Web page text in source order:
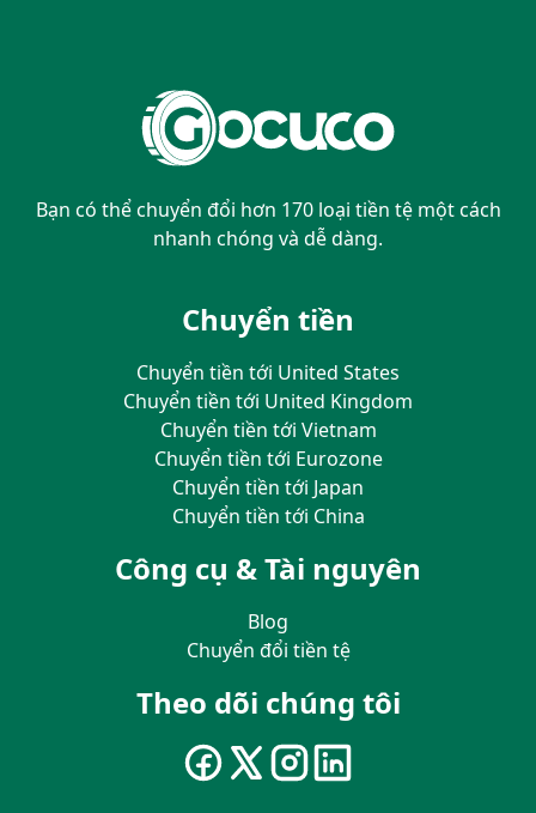
Bạn có thể chuyển đổi hơn 170 loại tiền tệ một cách
nhanh chóng và dễ dàng.
Chuyển tiền
Chuyển tiền tới United States
Chuyển tiền tới United Kingdom
Chuyển tiền tới Vietnam
Chuyển tiền tới Eurozone
Chuyển tiền tới Japan
Chuyển tiền tới China
Công cụ & Tài nguyên
Blog
Chuyển đổi tiền tệ
Theo dõi chúng tôi